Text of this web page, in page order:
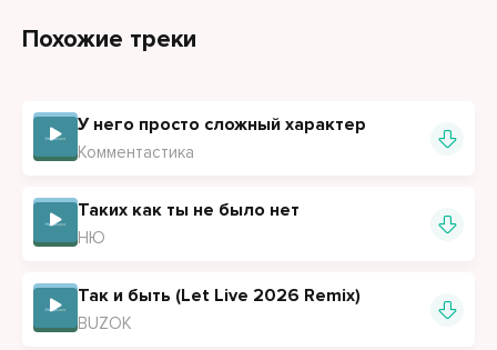
Похожие треки
У него просто сложный характер
Комментастика
Таких как ты не было нет
НЮ
Так и быть (Let Live 2026 Remix)
BUZOK